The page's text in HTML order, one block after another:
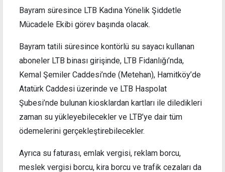
Bayram süresince LTB Kadına Yönelik Şiddetle
Mücadele Ekibi görev başında olacak.
Bayram tatili süresince kontörlü su sayacı kullanan
aboneler LTB binası girişinde, LTB Fidanlığı’nda,
Kemal Şemiler Caddesi’nde (Metehan), Hamitköy’de
Atatürk Caddesi üzerinde ve LTB Haspolat
Şubesi’nde bulunan kiosklardan kartları ile diledikleri
zaman su yükleyebilecekler ve LTB’ye dair tüm
ödemelerini gerçekleştirebilecekler.
Ayrıca su faturası, emlak vergisi, reklam borcu,
meslek vergisi borcu, kira borcu ve trafik cezaları da